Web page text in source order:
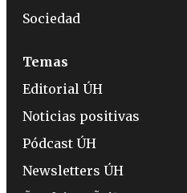
Sociedad
Temas
Editorial ÚH
Noticias positivas
Pódcast ÚH
Newsletters ÚH